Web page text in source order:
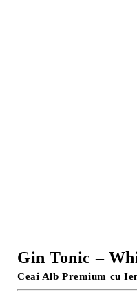
Gin Tonic –
Ceai Alb Premium cu